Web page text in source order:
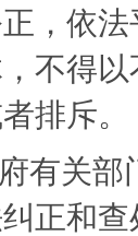
，依
不得
排斥。
有关部
正和